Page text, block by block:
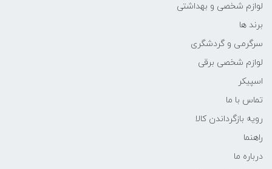
لوازم شخصی و بهداشتی
برند ها
سرگرمی و گردشگری
لوازم شخصی برقی
اسپیکر
تماس با ما
رویه بازگرداندن کالا
راهنما
درباره ما